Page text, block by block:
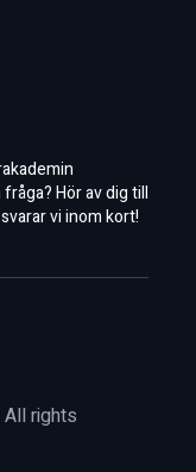
Hör av dig till
vi inom kort!
All rights